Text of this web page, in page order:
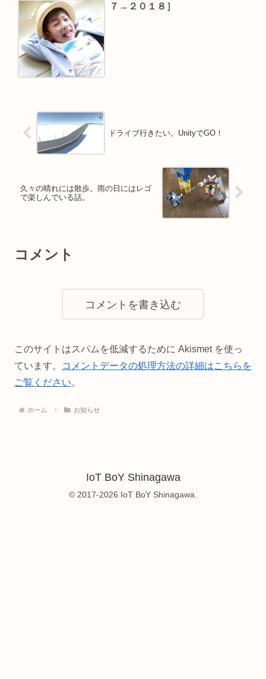
７→２０１８］
ドライブ行きたい。UnityでGO！
久々の晴れには散歩。雨の日にはレゴ
で楽しんでいる話。
コメント
コメントを書き込む
このサイトはスパムを低減するために Akismet を使っ
ています。
コメントデータの処理方法の詳細はこちらを
ご覧ください。
ホーム お知らせ
IoT BoY Shinagawa
© 2017-2026 IoT BoY Shinagawa.